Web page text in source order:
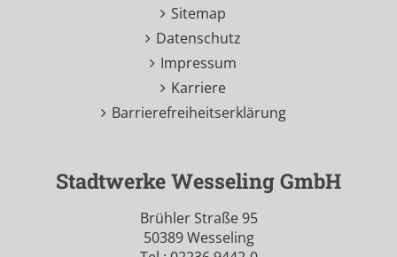
Sitemap
Datenschutz
Impressum
Karriere
Barrierefreiheitserklärung
Stadtwerke Wesseling GmbH
Brühler Straße 95
50389 Wesseling